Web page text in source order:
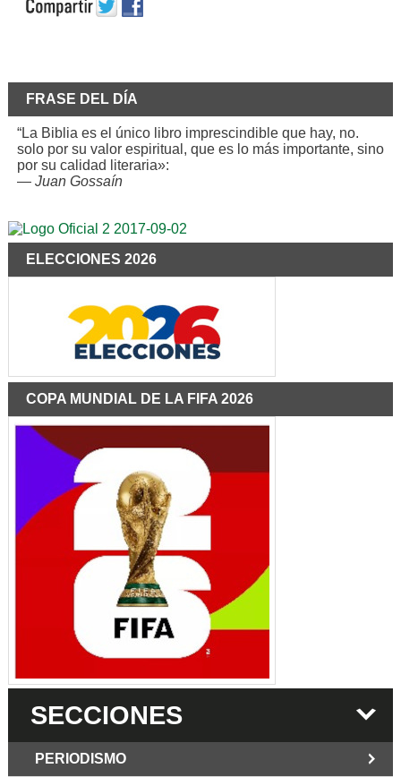
FRASE DEL DÍA
“La Biblia es el único libro imprescindible que hay, no.
solo por su valor espiritual, que es lo más importante, sino
por su calidad literaria»:
— Juan Gossaín
ELECCIONES 2026
COPA MUNDIAL DE LA FIFA 2026
SECCIONES
PERIODISMO